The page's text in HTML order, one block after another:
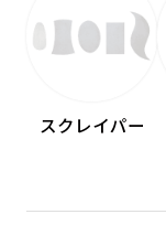
スクレイパー